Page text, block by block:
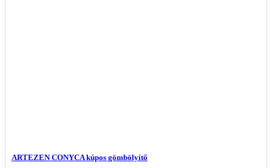
ARTEZEN CONYCA kúpos gömbölyítő